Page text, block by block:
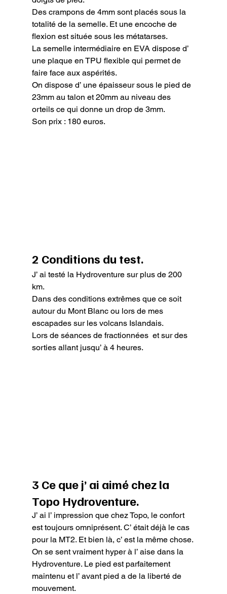
Des crampons de 4mm sont placés sous la
totalité de la semelle. Et une encoche de
flexion est située sous les métatarses.
La semelle intermédiaire en EVA dispose d’
une plaque en TPU flexible qui permet de
faire face aux aspérités.
On dispose d’ une épaisseur sous le pied de
23mm au talon et 20mm au niveau des
orteils ce qui donne un drop de 3mm.
Son prix : 180 euros.
2 Conditions du test.
J’ ai testé la Hydroventure sur plus de 200
km.
Dans des conditions extrêmes que ce soit
autour du Mont Blanc ou lors de mes
escapades sur les volcans Islandais.
Lors de séances de fractionnées  et sur des
sorties allant jusqu’ à 4 heures.
3 Ce que j’ ai aimé chez la
Topo Hydroventure.
J’ ai l’ impression que chez Topo, le confort
est toujours omniprésent. C’ était déjà le cas
pour la MT2. Et bien là, c’ est la même chose.
On se sent vraiment hyper à l’ aise dans la
Hydroventure. Le pied est parfaitement
maintenu et l’ avant pied a de la liberté de
mouvement.